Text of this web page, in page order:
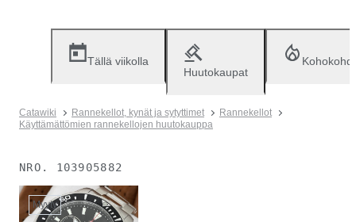
Tällä viikolla
Huutokaupat
Catawiki Rannekellot, kynät ja sytyttimet
Rannekellot
Käyttämättömien rannekellojen huutokauppa
NRO. 103905882
Myyty